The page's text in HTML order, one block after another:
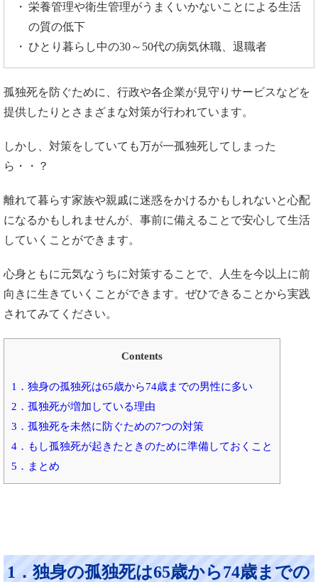
栄養管理や衛生管理がうまくいかないことによる生活
の質の低下
ひとり暮らし中の30～50代の病気休職、退職者
孤独死を防ぐために、行政や各企業が見守りサービスなどを
提供したりとさまざまな対策が行われています。
しかし、対策をしていても万が一孤独死してしまった
ら・・？
離れて暮らす家族や親戚に迷惑をかけるかもしれないと心配
になるかもしれませんが、事前に備えることで安心して生活
していくことができます。
心身ともに元気なうちに対策することで、人生を今以上に前
向きに生きていくことができます。ぜひできることから実践
されてみてください。
Contents
1．独身の孤独死は65歳から74歳までの男性に多い
2．孤独死が増加している理由
3．孤独死を未然に防ぐための7つの対策
4．もし孤独死が起きたときのために準備しておくこと
5．まとめ
1．独身の孤独死は65歳から74歳までの